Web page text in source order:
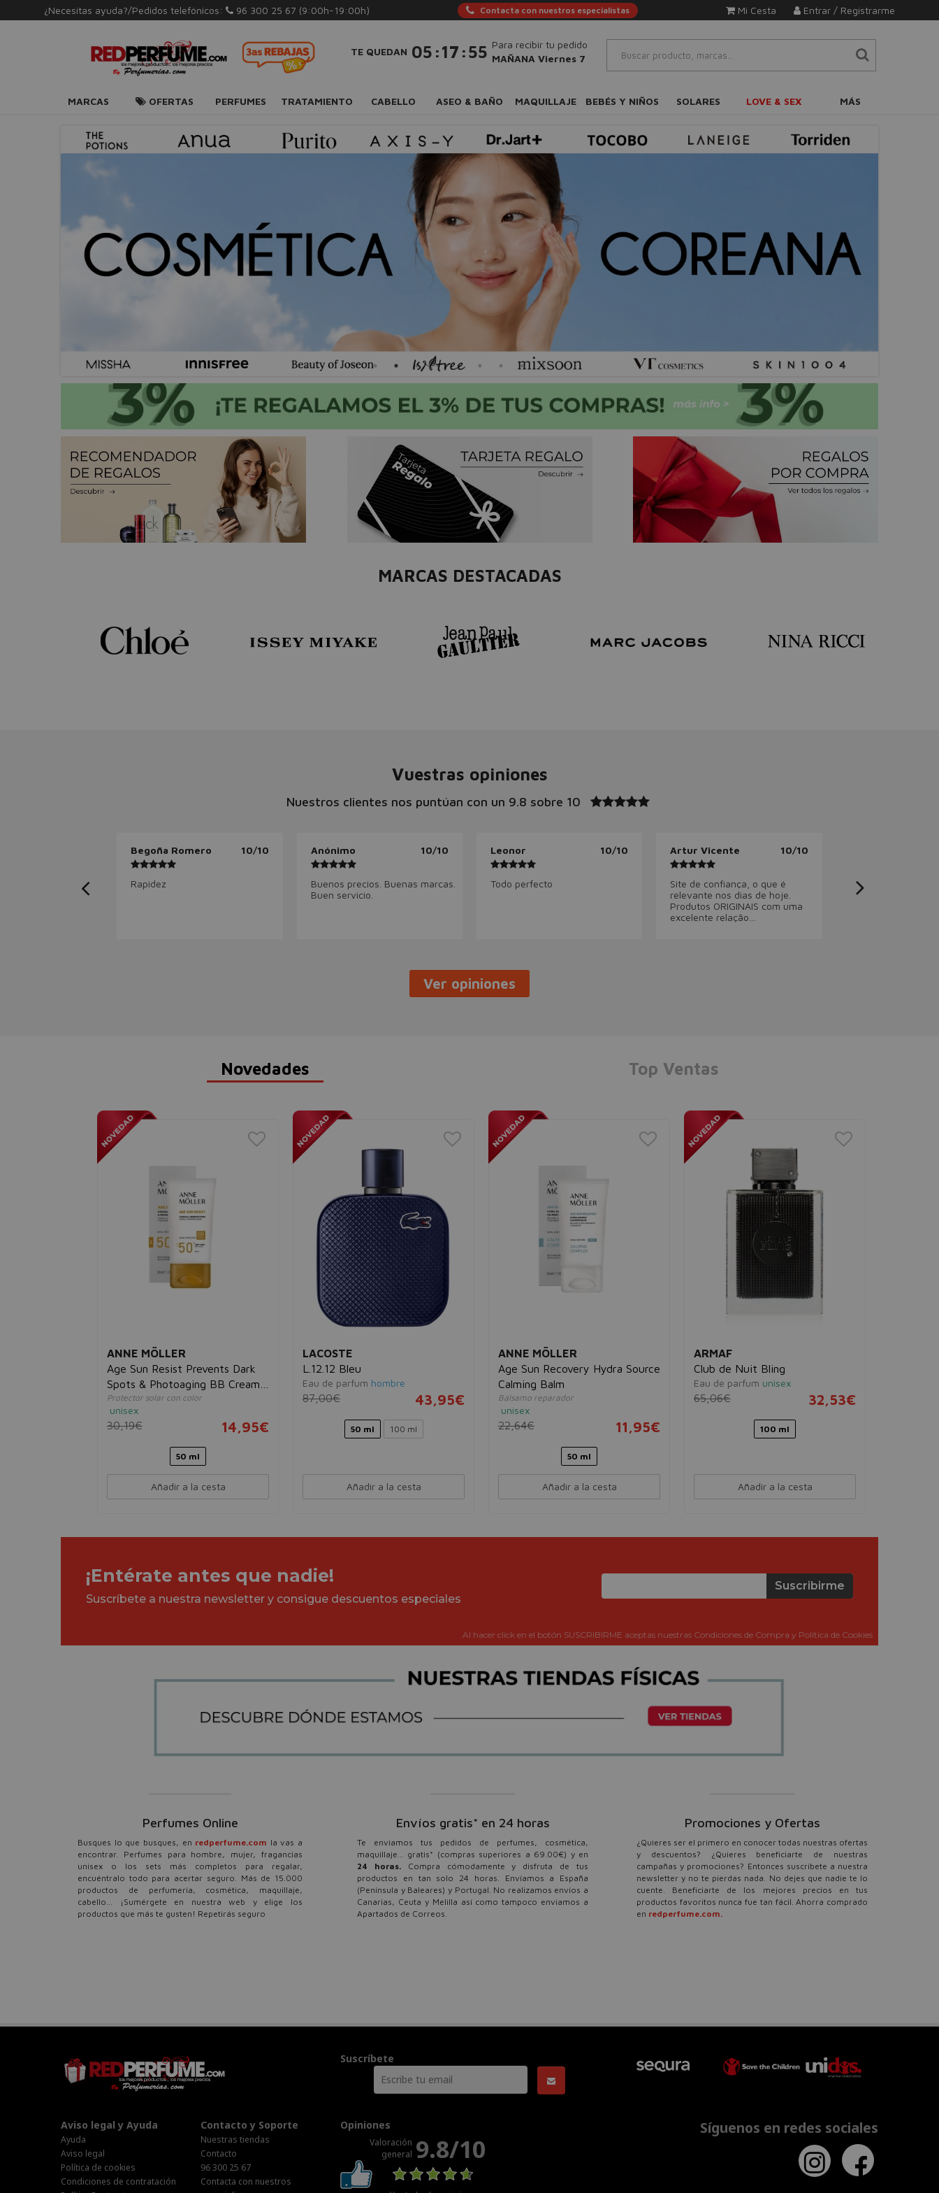
¿Necesitas ayuda?/Pedidos telefónicos: 96 300 25 67 (9:00h-19:00h) Contacta con nuestros especialistas Entrar / Registrarme
Mi Cesta
TE QUEDAN 05 :17 :54 Para recibir tu pedido
MAÑANA Viernes 7
MARCAS OFERTAS PERFUMES TRATAMIENTO CABELLO ASEO & BAÑO MAQUILLAJE BEBÉS Y NIÑOS SOLARES LOVE & SEX MÁS
MARCAS DESTACADAS
Vuestras opiniones
Nuestros clientes nos puntúan con un 9.8 sobre 10
Begoña Romero 10/10
Rapidez
Anónimo 10/10
Buenos precios. Buenas marcas.
Buen servicio.
Leonor 10/10
Todo perfecto
Artur Vicente 10/10
Site de confiança, o que é
relevante nos dias de hoje.
Produtos ORIGINAIS com uma
excelente relação
Ver opiniones
Novedades Top Ventas
ANNE MÖLLER
Age Sun Resist Prevents Dark
Spots & Photoaging BB Cream
SPF50+
Protector solar con color
unisex
30,19€ 14,95€
50 ml
Añadir a la cesta
LACOSTE
L.12.12 Bleu
Eau de parfum hombre
87,00€ 43,95€
50 ml 100 ml
Añadir a la cesta
ANNE MÖLLER
Age Sun Recovery Hydra Source
Calming Balm
Bálsamo reparador
unisex
22,64€ 11,95€
50 ml
Añadir a la cesta
ARMAF
Club de Nuit Bling
Eau de parfum unisex
65,06€ 32,53€
100 ml
Añadir a la cesta
¡Entérate antes que nadie!
Suscríbete a nuestra newsletter y consigue descuentos especiales
Suscribirme
Al hacer click en el botón SUSCRIBIRME aceptas nuestras Condiciones de Compra y Política de Cookies
Perfumes Online
Busques lo que busques, en redperfume.com la vas a
encontrar. Perfumes para hombre, mujer, fragancias
unisex o los sets más completos para regalar,
encuéntralo todo para acertar seguro. Más de 15.000
productos de perfumería, cosmética, maquillaje,
cabello... ¡Sumérgete en nuestra web y elige los
productos que más te gusten! Repetirás seguro
Envíos gratis* en 24 horas
Te enviamos tus pedidos de perfumes, cosmética,
maquillaje... gratis* (compras superiores a 69.00€) y en
24 horas.Compra cómodamente y disfruta de tus
productos en tan solo 24 horas. Envíamos a España
(Península y Baleares) y Portugal. No realizamos envíos a
Canarias, Ceuta y Melilla así como tampoco enviamos a
Apartados de Correos.
Promociones y Ofertas
¿Quieres ser el primero en conocer todas nuestras ofertas
y descuentos? ¿Quieres beneficiarte de nuestras
campañas y promociones? Entonces suscríbete a nuestra
newsletter y no te pierdas nada. No dejes que nadie te lo
cuente. Beneficiarte de los mejores precios en tus
productos favoritos nunca fue tan fácil. Ahorra comprado
en redperfume.com.
Suscríbete
Aviso legal y Ayuda
Ayuda
Aviso legal
Política de cookies
Condiciones de contratación
Contacto y Soporte
Nuestras tiendas
Contacto
96 300 25 67
Contacta con nuestros
Opiniones
Valoración
general 9.8/10
Síguenos en redes sociales